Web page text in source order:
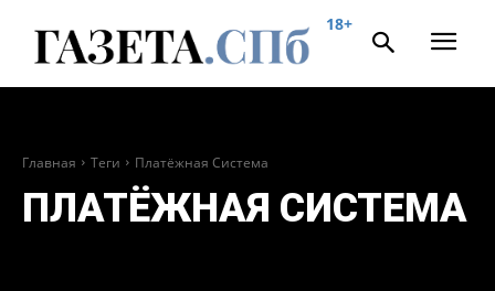
18+
Главная Теги Платёжная Система
ПЛАТЁЖНАЯ СИСТЕМА